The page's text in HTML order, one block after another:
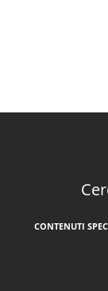
CONTENUTI